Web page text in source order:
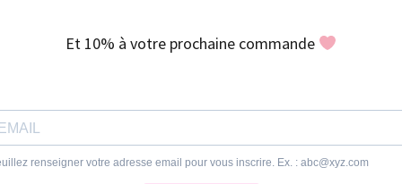
Et 10% à votre prochaine commande